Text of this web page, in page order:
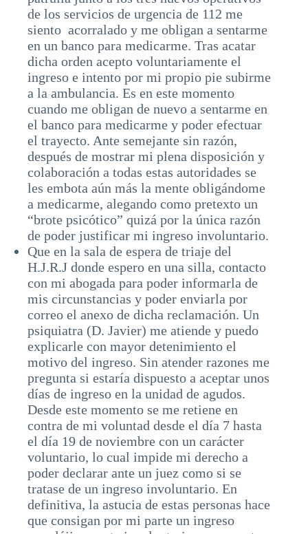
de los servicios de urgencia de 112 me
siento acorralado y me obligan a sentarme
en un banco para medicarme. Tras acatar
dicha orden acepto voluntariamente el
ingreso e intento por mi propio pie subirme
a la ambulancia. Es en este momento
cuando me obligan de nuevo a sentarme en
el banco para medicarme y poder efectuar
el trayecto. Ante semejante sin razón,
después de mostrar mi plena disposición y
colaboración a todas estas autoridades se
les embota aún más la mente obligándome
a medicarme, alegando como pretexto un
“brote psicótico” quizá por la única razón
de poder justificar mi ingreso involuntario.
Que en la sala de espera de triaje del
H.J.R.J donde espero en una silla, contacto
con mi abogada para poder informarla de
mis circunstancias y poder enviarla por
correo el anexo de dicha reclamación. Un
psiquiatra (D. Javier) me atiende y puedo
explicarle con mayor detenimiento el
motivo del ingreso. Sin atender razones me
pregunta si estaría dispuesto a aceptar unos
días de ingreso en la unidad de agudos.
Desde este momento se me retiene en
contra de mi voluntad desde el día 7 hasta
el día 19 de noviembre con un carácter
voluntario, lo cual impide mi derecho a
poder declarar ante un juez como si se
tratase de un ingreso involuntario. En
definitiva, la astucia de estas personas hace
que consigan por mi parte un ingreso